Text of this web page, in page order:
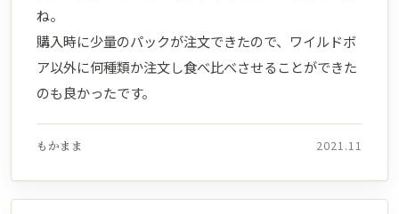
ね。
購入時に少量のパックが注文できたので、ワイルドボ
ア以外に何種類か注文し食べ比べさせることができた
のも良かったです。
もかまま 2021.11